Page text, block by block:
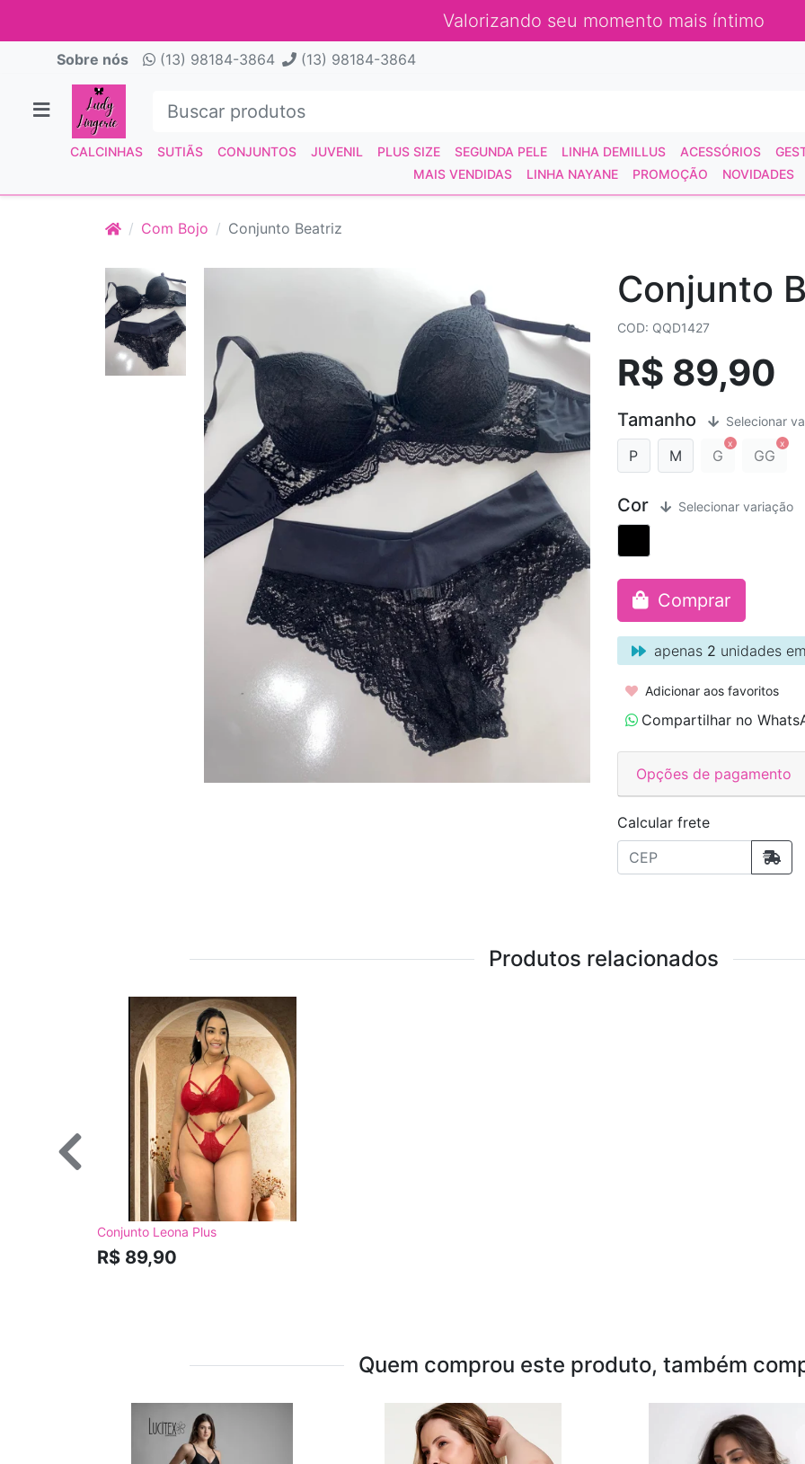
Valorizando seu momento mais íntimo
Sobre nós (13) 98184-3864 (13) 98184-3864
CALCINHAS SUTIÃS CONJUNTOS JUVENIL PLUS SIZE SEGUNDA PELE LINHA DEMILLUS ACESSÓRIOS
MAIS VENDIDAS
LINHA NAYANE PROMOÇÃO NOVIDADES
Com Bojo Conjunto Beatriz
Conjunto
COD: QQD1427
R$ 89,90
Tamanho Selecionar
P M G GG
Cor Selecionar variação
Comprar
apenas 2 unidades
Adicionar aos favoritos
Compartilhar no
Opções de pagamento
Calcular frete
Produtos relacionados
Conjunto Leona Plus
R$ 89,90
Quem comprou este produto, também